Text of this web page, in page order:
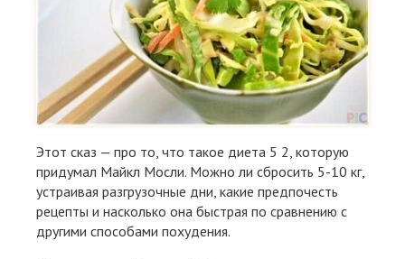
Этот сказ — про то, что такое диета 5 2, которую
придумал Майкл Мосли. Можно ли сбросить 5-10 кг,
устраивая разгрузочные дни, какие предпочесть
рецепты и насколько она быстрая по сравнению с
другими способами похудения.